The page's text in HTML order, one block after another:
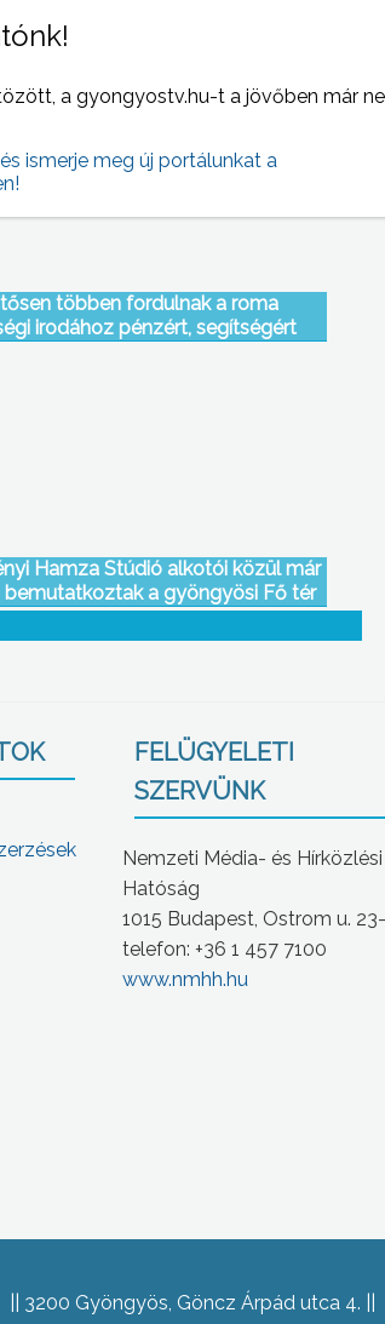
többen fordulnak a roma
irodához pénzért, segítségért
Hamza Stúdió alkotói közül már
bemutatkoztak a gyöngyösi Fő tér
Galériában
FELÜGYELETI
SZERVÜNK
Nemzeti Média- és Hírközlési
Hatóság
1015 Budapest, Ostrom u.
telefon: +36 1 457 7100
www.nmhh.hu
3200 Gyöngyös, Göncz Árpád utca 4.
a gyongyostv.hu-t a jövőben már
ismerje meg új portálunkat a